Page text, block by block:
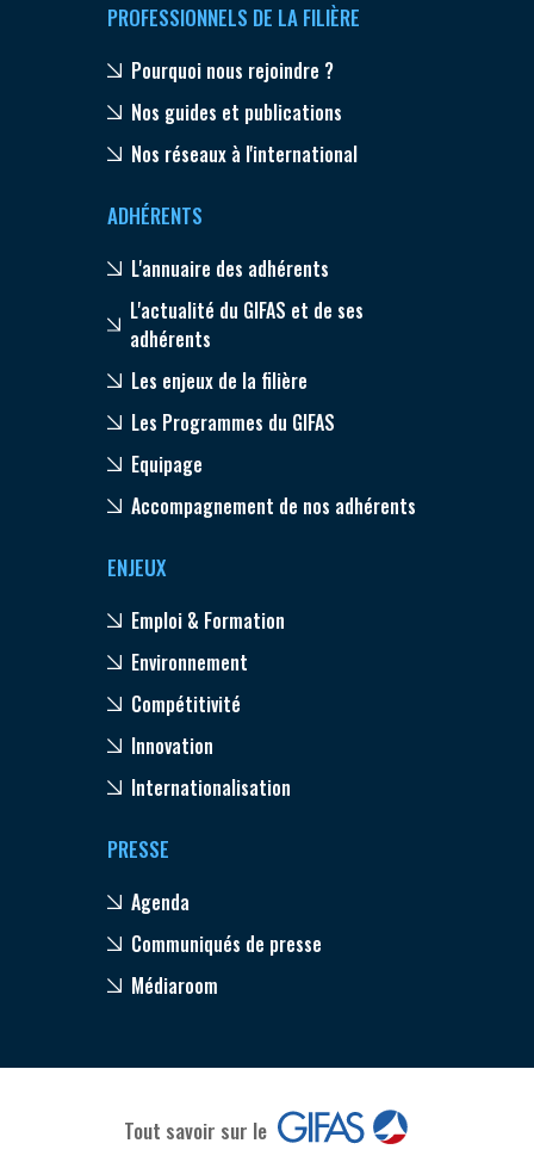
PROFESSIONNELS DE LA FILIÈRE
Pourquoi nous rejoindre ?
Nos guides et publications
Nos réseaux à l'international
ADHÉRENTS
L'annuaire des adhérents
L'actualité du GIFAS et de ses
adhérents
Les enjeux de la filière
Les Programmes du GIFAS
Equipage
Accompagnement de nos adhérents
ENJEUX
Emploi & Formation
Environnement
Compétitivité
Innovation
Internationalisation
PRESSE
Agenda
Communiqués de presse
Médiaroom
Tout savoir sur le